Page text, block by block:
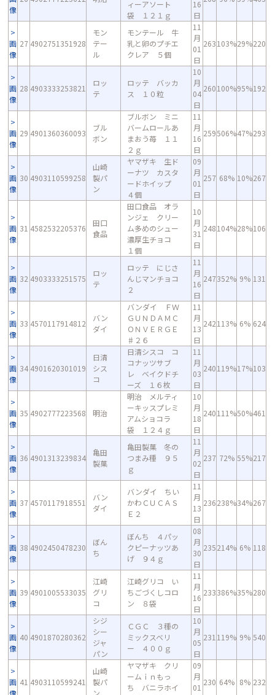
像
ィーアソート
袋 １２１ｇ
16
日
画
像
27 4902751351928
モン
テー
ル
モンテール 牛
乳と卵のプチエ
クレア ５個
11
月
01
日
263103%29%220
画
像
28 4903333253821
ロッ
テ
ロッテ バッカ
ス １０粒
10
月
04
日
260100%95%192
画
像
29 4901360360093
ブル
ボン
ブルボン ミニ
バームロールあ
まおう苺 １１
２ｇ
11
月
16
日
259506%47%293
画
像
30 4903110599258
山崎
製パ
ン
ヤマザキ 生ド
ーナツ カスタ
ードホイップ
４個
09
月
01
日
257 68% 10%267
画
像
31 4582532205376
田口
食品
田口食品 オラ
ンジェ クリー
ム多めのシュー
濃厚生チョコ
１個
10
月
31
日
248104%28%106
画
像
32 4903333251575
ロッ
テ
ロッテ にじさ
んじマンチョコ
２
11
月
16
日
247352% 9% 131
画
像
33 4570117914812
バン
ダイ
バンダイ ＦＷ
ＧＵＮＤＡＭＣ
ＯＮＶＥＲＧＥ
♯２６
11
月
13
日
242113% 6% 624
画
像
34 4901620301019
日清
シス
コ
日清シスコ コ
コナッツサブ
レ ベイクドチ
ーズ １６枚
11
月
03
日
240119%17%103
画
像
35 4902777223568 明治
明治 メルティ
ーキッスプレミ
アムショコラ
袋 １２４ｇ
10
月
18
日
240111%50%461
画
像
36 4901313239834
亀田
製菓
亀田製菓 冬の
つまみ種 ９５
ｇ
11
月
02
日
237 72% 55%217
画
像
37 4570117918551
バン
ダイ
バンダイ ちい
かわＣＵＣＡＳ
Ｅ２
11
月
13
日
236238%34%267
画
像
38 4902450478230
ぼん
ち
ぼんち ４パッ
クピーナッツあ
げ ９４ｇ
08
月
30
日
235214% 6% 118
画
像
39 4901005533035
江崎
グリ
コ
江崎グリコ い
ちごづくしコロ
ン ８袋
11
月
16
日
233386%35%280
画
像
40 4901870280362
シジ
シー
ジャ
パン
ＣＧＣ ３種の
ミックスベリ
ー ４００ｇ
10
月
05
日
231 119% 9% 540
画
像
41 4903110599241
山崎
製パ
ン
ヤマザキ クリ
ームｉｎもっ
ち バニラホイ
09
月
01
230 64% 8% 232